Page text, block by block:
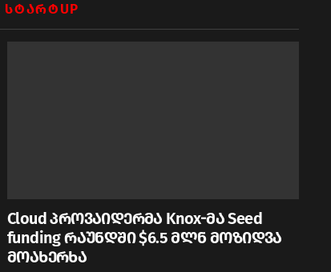
ᲡᲢᲐᲠᲢUP
Cloud პროვაიდერმა Knox-მა Seed
funding რაუნდში $6.5 მლნ მოზიდვა
მოახერხა